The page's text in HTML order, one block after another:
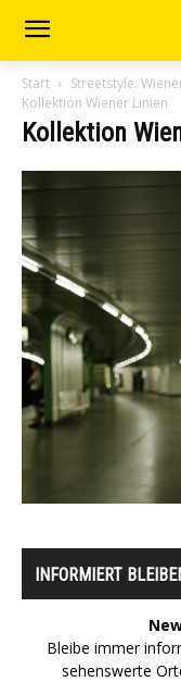
Start
Streetstyle:
Kollektion Wiener Linien
Kollektion
INFORMIERT
Bleibe immer
sehenswerte